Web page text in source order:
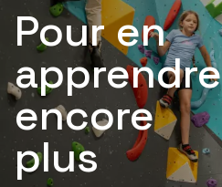
Pour en
apprendre
encore
plus